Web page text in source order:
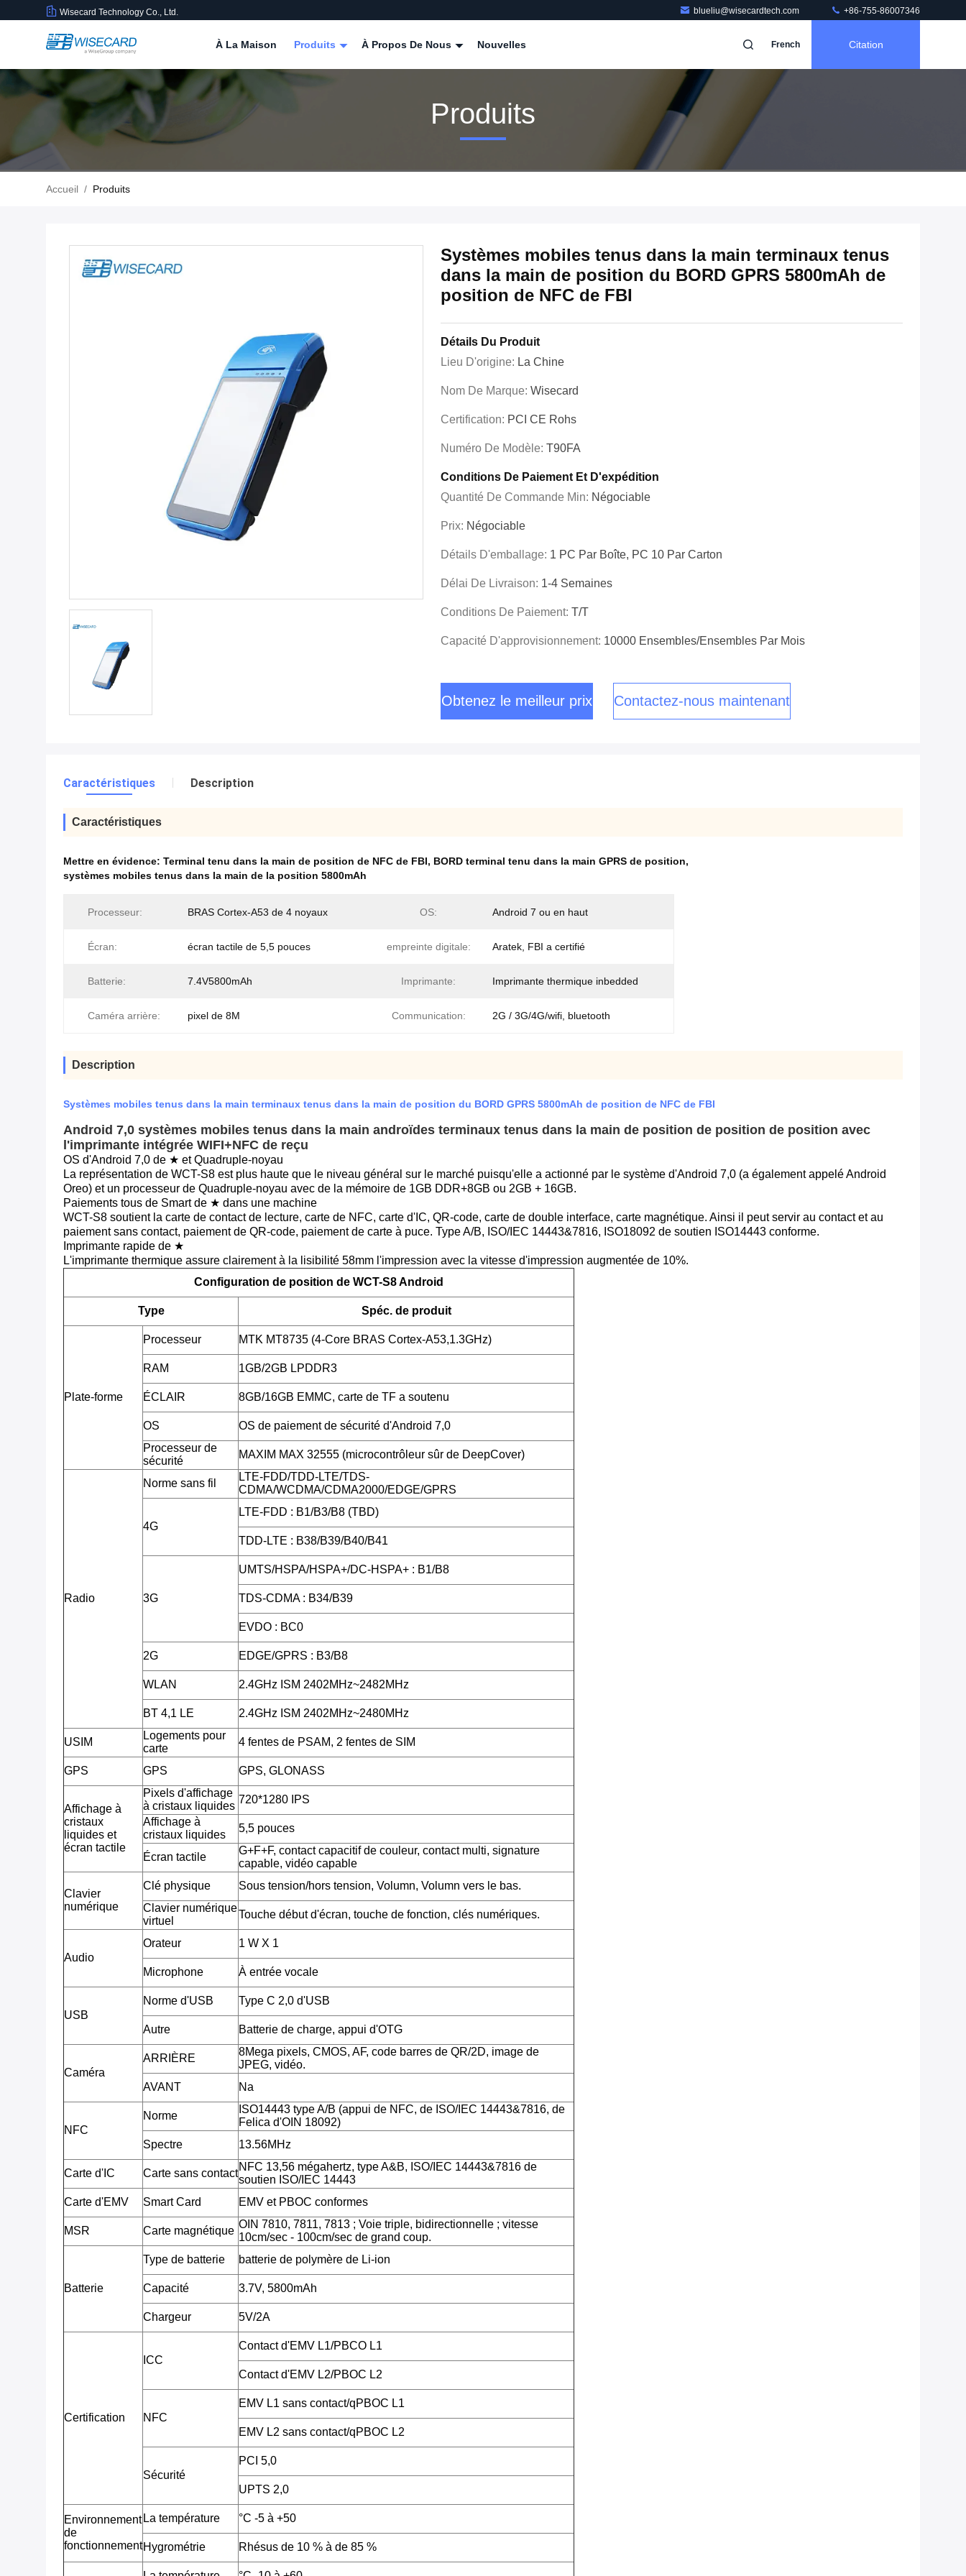
Wisecard Technology Co., Ltd. blueliu@wisecardtech.com +86-755-86007346
À La Maison Produits À Propos De Nous Nouvelles French Citation
Produits
Accueil / Produits
Systèmes mobiles tenus dans la main terminaux tenus
dans la main de position du BORD GPRS 5800mAh de
position de NFC de FBI
Détails Du Produit
Lieu D'origine: La Chine
Nom De Marque: Wisecard
Certification: PCI CE Rohs
Numéro De Modèle: T90FA
Conditions De Paiement Et D'expédition
Quantité De Commande Min: Négociable
Prix: Négociable
Détails D'emballage: 1 PC Par Boîte, PC 10 Par Carton
Délai De Livraison: 1-4 Semaines
Conditions De Paiement: T/T
Capacité D'approvisionnement: 10000 Ensembles/ensembles Par Mois
Obtenez le meilleur prix Contactez-nous maintenant
Caractéristiques Description
Caractéristiques
Mettre en évidence: Terminal tenu dans la main de position de NFC de FBI, BORD terminal tenu dans la main GPRS de position,
systèmes mobiles tenus dans la main de la position 5800mAh
Processeur: BRAS Cortex-A53 de 4 noyaux OS: Android 7 ou en haut
Écran: écran tactile de 5,5 pouces empreinte digitale: Aratek, FBI a certifié
Batterie: 7.4V5800mAh Imprimante: Imprimante thermique inbedded
Caméra arrière: pixel de 8M Communication: 2G / 3G/4G/wifi, bluetooth
Description
Systèmes mobiles tenus dans la main terminaux tenus dans la main de position du BORD GPRS 5800mAh de position de NFC de FBI
Android 7,0 systèmes mobiles tenus dans la main androïdes terminaux tenus dans la main de position de position de position avec
l'imprimante intégrée WIFI+NFC de reçu
OS d'Android 7,0 de ★ et Quadruple-noyau
La représentation de WCT-S8 est plus haute que le niveau général sur le marché puisqu'elle a actionné par le système d'Android 7,0 (a également appelé Android
Oreo) et un processeur de Quadruple-noyau avec de la mémoire de 1GB DDR+8GB ou 2GB + 16GB.
Paiements tous de Smart de ★ dans une machine
WCT-S8 soutient la carte de contact de lecture, carte de NFC, carte d'IC, QR-code, carte de double interface, carte magnétique. Ainsi il peut servir au contact et au
paiement sans contact, paiement de QR-code, paiement de carte à puce. Type A/B, ISO/IEC 14443&7816, ISO18092 de soutien ISO14443 conforme.
Imprimante rapide de ★
L'imprimante thermique assure clairement à la lisibilité 58mm l'impression avec la vitesse d'impression augmentée de 10%.
Configuration de position de WCT-S8 Android
Type Spéc. de produit
Plate-forme
Processeur MTK MT8735 (4-Core BRAS Cortex-A53,1.3GHz)
RAM 1GB/2GB LPDDR3
ÉCLAIR 8GB/16GB EMMC, carte de TF a soutenu
OS
OS de paiement de sécurité d'Android 7,0
Processeur de
sécurité
MAXIM MAX 32555 (microcontrôleur sûr de DeepCover)
Radio
Norme sans fil
LTE-FDD/TDD-LTE/TDS-
CDMA/WCDMA/CDMA2000/EDGE/GPRS
4G
LTE-FDD : B1/B3/B8 (TBD)
TDD-LTE : B38/B39/B40/B41
3G
UMTS/HSPA/HSPA+/DC-HSPA+ : B1/B8
TDS-CDMA : B34/B39
EVDO : BC0
2G EDGE/GPRS : B3/B8
WLAN 2.4GHz ISM 2402MHz~2482MHz
BT 4,1 LE 2.4GHz ISM 2402MHz~2480MHz
USIM
Logements pour
carte
4 fentes de PSAM, 2 fentes de SIM
GPS GPS GPS, GLONASS
Affichage à
cristaux
liquides et
écran tactile
Pixels d'affichage
à cristaux liquides
720*1280 IPS
Affichage à
cristaux liquides
5,5 pouces
Écran tactile
G+F+F, contact capacitif de couleur, contact multi, signature
capable, vidéo capable
Clavier
numérique
Clé physique
Sous tension/hors tension, Volumn, Volumn vers le bas.
Clavier numérique
virtuel
Touche début d'écran, touche de fonction, clés numériques.
Audio
Orateur 1 W X 1
Microphone À entrée vocale
USB
Norme d'USB Type C 2,0 d'USB
Autre Batterie de charge, appui d'OTG
Caméra
ARRIÈRE
8Mega pixels, CMOS, AF, code barres de QR/2D, image de
JPEG, vidéo.
AVANT
Na
NFC
Norme
ISO14443 type A/B (appui de NFC, de ISO/IEC 14443&7816, de
Felica d'OIN 18092)
Spectre
13.56MHz
Carte d'IC Carte sans contact
NFC 13,56 mégahertz, type A&B, ISO/IEC 14443&7816 de
soutien ISO/IEC 14443
Carte d'EMV
Smart Card EMV et PBOC conformes
MSR Carte magnétique
OIN 7810, 7811, 7813 ; Voie triple, bidirectionnelle ; vitesse
10cm/sec - 100cm/sec de grand coup.
Batterie
Type de batterie batterie de polymère de Li-ion
Capacité 3.7V, 5800mAh
Chargeur 5V/2A
Certification
ICC
Contact d'EMV L1/PBCO L1
Contact d'EMV L2/PBOC L2
NFC
EMV L1 sans contact/qPBOC L1
EMV L2 sans contact/qPBOC L2
Sécurité
PCI 5,0
UPTS 2,0
Environnement
de
fonctionnement
La température °C -5 à +50
Hygrométrie Rhésus de 10 % à de 85 %